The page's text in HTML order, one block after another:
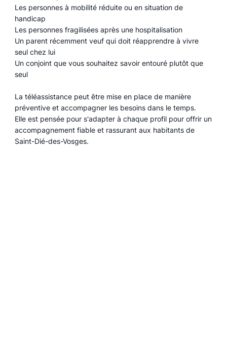
Les personnes à mobilité réduite ou en situation de
handicap
Les personnes fragilisées après une hospitalisation
Un parent récemment veuf qui doit réapprendre à vivre
seul chez lui
Un conjoint que vous souhaitez savoir entouré plutôt que
seul
La téléassistance peut être mise en place de manière
préventive et accompagner les besoins dans le temps.
Elle est pensée pour s'adapter à chaque profil pour offrir un
accompagnement fiable et rassurant aux habitants de
Saint-Dié-des-Vosges.